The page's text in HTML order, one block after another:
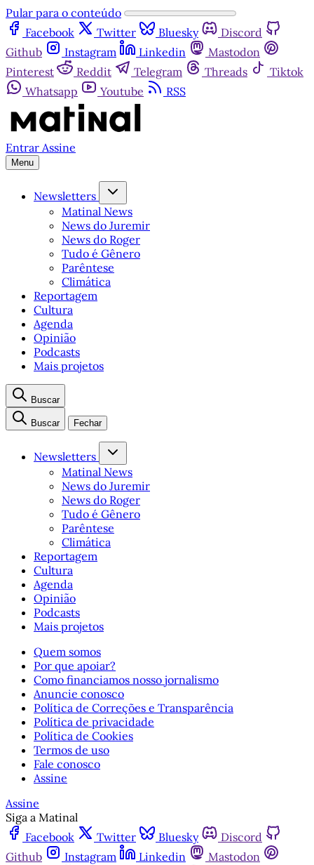
Pular para o conteúdo
Facebook
Twitter Bluesky
Discord
Github
Instagram Linkedin
Mastodon
Pinterest
Reddit Telegram Threads
Tiktok
Whatsapp
Youtube RSS
Entrar Assine
Menu
Newsletters
Matinal News
News do Juremir
News do Roger
Tudo é Gênero
Parêntese
Climática
Reportagem
Cultura
Agenda
Opinião
Podcasts
Mais projetos
Buscar
Buscar Fechar
Newsletters
Matinal News
News do Juremir
News do Roger
Tudo é Gênero
Parêntese
Climática
Reportagem
Cultura
Agenda
Opinião
Podcasts
Mais projetos
Quem somos
Por que apoiar?
Como financiamos nosso jornalismo
Anuncie conosco
Política de Correções e Transparência
Política de privacidade
Política de Cookies
Termos de uso
Fale conosco
Assine
Assine
Siga a Matinal
Facebook
Twitter Bluesky
Discord
Github
Instagram Linkedin
Mastodon